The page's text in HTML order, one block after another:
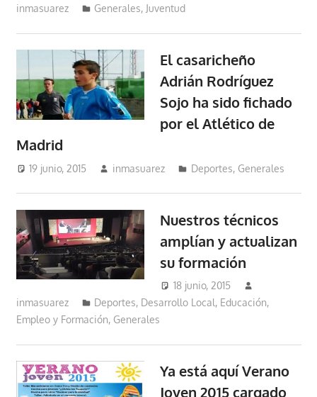
inmasuarez
Generales, Juventud
El casaricheño
Adrián Rodríguez
Sojo ha sido fichado
por el Atlético de
Madrid
19 junio, 2015 inmasuarez Deportes, Generales
Nuestros técnicos
amplían y actualizan
su formación
18 junio, 2015
inmasuarez
Deportes, Desarrollo Local, Educación,
Empleo y Formación, Generales
Ya está aquí Verano
Joven 2015 cargado